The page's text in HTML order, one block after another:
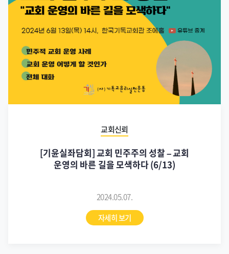
교회신뢰
[기윤실좌담회] 교회 민주주의 성찰 – 교회
운영의 바른 길을 모색하다 (6/13)
2024.05.07.
자세히 보기